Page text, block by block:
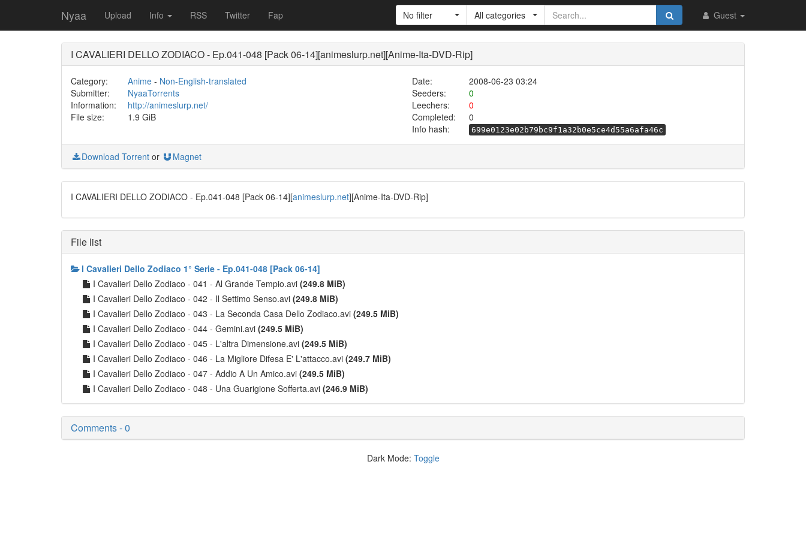
Nyaa Upload Info RSS Twitter Fap Guest
No filter All categories
I CAVALIERI DELLO ZODIACO - Ep.041-048 [Pack 06-14][animeslurp.net][Anime-Ita-DVD-Rip]
Category: Anime- Non-English-translated Date:
2008-06-23 03:24
Submitter:
NyaaTorrents Seeders:
0
Information:
http://animeslurp.net/ Leechers:
0
File size:
1.9 GiB Completed:
0
Info hash:
699e0123e02b79bc9f1a32b0e5ce4d55a6afa46c
Download Torrent or Magnet
I CAVALIERI DELLO ZODIACO - Ep.041-048 [Pack 06-14][animeslurp.net][Anime-Ita-DVD-Rip]
File list
I Cavalieri Dello Zodiaco 1° Serie - Ep.041-048 [Pack 06-14]
I Cavalieri Dello Zodiaco - 041 - Al Grande Tempio.avi (249.8 MiB)
I Cavalieri Dello Zodiaco - 042 - Il Settimo Senso.avi (249.8 MiB)
I Cavalieri Dello Zodiaco - 043 - La Seconda Casa Dello Zodiaco.avi (249.5 MiB)
I Cavalieri Dello Zodiaco - 044 - Gemini.avi (249.5 MiB)
I Cavalieri Dello Zodiaco - 045 - L'altra Dimensione.avi (249.5 MiB)
I Cavalieri Dello Zodiaco - 046 - La Migliore Difesa E' L'attacco.avi (249.7 MiB)
I Cavalieri Dello Zodiaco - 047 - Addio A Un Amico.avi (249.5 MiB)
I Cavalieri Dello Zodiaco - 048 - Una Guarigione Sofferta.avi (246.9 MiB)
Comments - 0
Dark Mode: Toggle